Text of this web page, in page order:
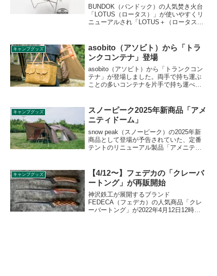
BUNDOK（バンドック）の人気焚き火台
「LOTUS（ロータス）」が使いやすくリ
ニューアルされ「LOTUS＋（ロータスプ
補充がよりスムーズにできます。詳細を
レビューします。
キャンプグッズ
asobito（アソビト）から「トラ
ンクコンテナ」登場
asobito（アソビト）から「トランクコン
テナ」が登場しました。両手で持ち運ぶ
ことの多いコンテナを片手で持ち運べる
ナで、メイン収納は面ファスナーの仕切
りが3枚付属します。詳細をレビューしま
す。
キャンプグッズ
スノーピーク2025年新商品「アメ
ニティドーム」
snow peak（スノーピーク）の2025年新
商品として登場が予告されていた、定番
テントのリニューアル製品「アメニティ
そのままに、シックで自然に馴染むカラ
ーリングに一新されています。詳細をレ
ビューします。
キャンプグッズ
【4/12〜】フェデカの「クレーバ
ートング」が再販開始
神沢鉄工が展開するブランド
FEDECA（フェデカ）の人気商品「クレ
ーバートング」が2022年4月12日12時か